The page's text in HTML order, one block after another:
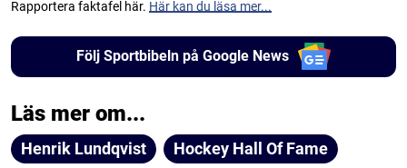
Rapportera faktafel här. Här kan du läsa mer...
Följ Sportbibeln på Google News
Läs mer om...
Henrik Lundqvist
Hockey Hall Of Fame